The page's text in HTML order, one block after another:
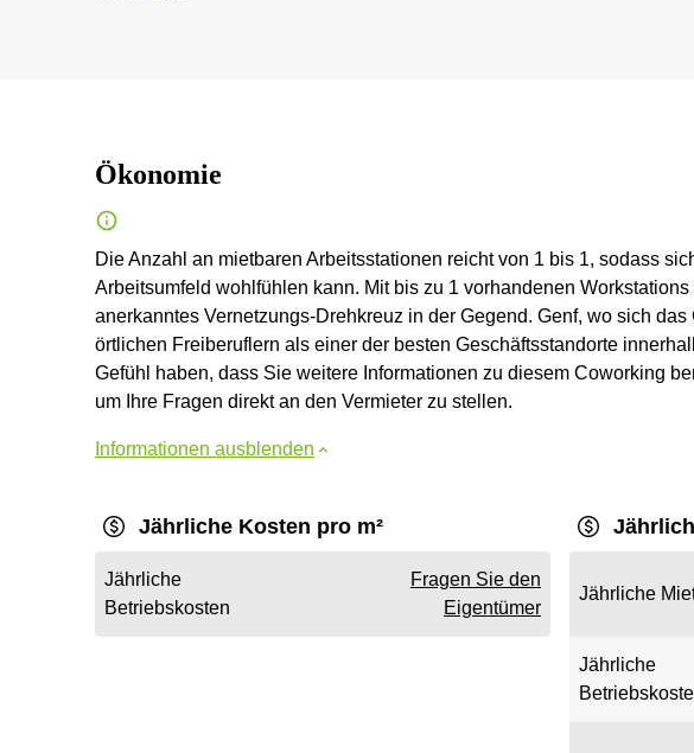
Ökonomie
Die Anzahl an mietbaren Arbeitsstationen reicht von 1 bis 1, sodass
Arbeitsumfeld wohlfühlen kann. Mit bis zu 1 vorhandenen
anerkanntes Vernetzungs-Drehkreuz in der Gegend. Genf, wo sich
örtlichen Freiberuflern als einer der besten Geschäftsstandorte
Gefühl haben, dass Sie weitere Informationen zu diesem Coworking
um Ihre Fragen direkt an den Vermieter zu stellen.
Informationen ausblenden
Jährliche Kosten pro m²
Jährliche
Betriebskosten
Fragen Sie den
Eigentümer
Jährliche
Jährliche